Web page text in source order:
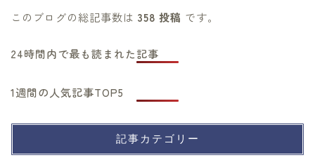
このブログの総記事数は 358 投稿 です。
24時間内で最も読まれた記事
1週間の人気記事TOP5
記事カテゴリー